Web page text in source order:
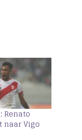
Renato
naar Vigo